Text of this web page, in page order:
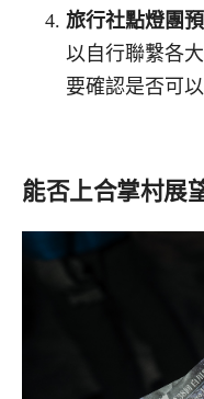
旅行社點燈團預
以自行聯繫各
要確認是否可以
能否上合掌村展